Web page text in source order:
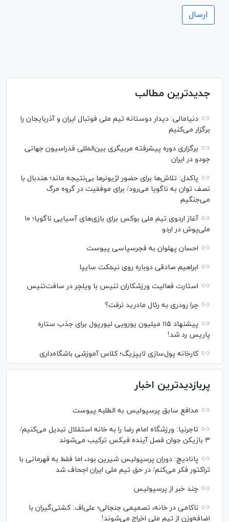
جدیدترین مطالب
دنیامالی: دیدار دوستانه تیم ملی فوتبال ایران و آذربایجان را
برگزار می‌کنیم
برگزاری دوره پیشرفته مربیگری بین‌المللی فدراسیون جهانی
جودو در ایران
پاکدل: تلاش‌ها برای حضور لژیونر‌ها بی‌نتیجه ماند؛ هندبال با
نصف توان به ناگویا می‌رود/ برای موفقیت در گروه مرگ
می‌جنگیم
آغاز اردوی تیم ملی بوکس برای بازی‌های آسیایی ناگویا؛ ۱۰
ملی‌پوش در اردو
احسان پهلوان به فجرسپاسی پیوست
ابراهیم صادقی دوباره روی نیمکت سایپا
استارت فعالیت ورزشکاران تنیس با ویلچر در سافت‌تنیس
چرا رودری به رئال مادرید نرفت؟
پیشنهاد ۱۱۵ میلیون یورویی لیورپول برای جذب ستاره
پاریس رد شد!
کارخانه پول‌سازی لایپزیگ؛ کلاس آموزشی باشگاه‌داری
پربازدیدترین اخبار
مدافع سابق پرسپولیس به الطلبه پیوست
تاجرنیا: ورزشگاه امام رضا را به خانه استقلال تبدیل می‌کنیم/
۳ بازیکن جوان فصل آینده فیکس ترکیب می‌شوند
پانادیچ: دوران پرسپولیس شیرین بود، اما فقط به قهرمانی با
تراکتور فکر می‌کنم/ در حق تیم ملی ایران اجحاف شد
چند خبر از پرسپولیس
ناکامی در خانه، تصمیمی جنجالی؛ علی‌اف: کشتی‌گیران با
اضافه‌وزن از تیم ملی اخراج می‌شوند!